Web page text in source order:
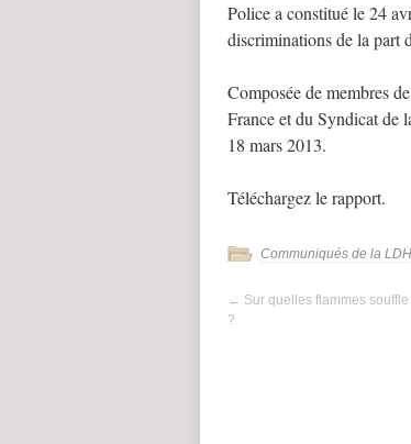
Police a constitué le 24
discriminations de la part
Composée de membres
France et du Syndicat de
18 mars 2013.
Téléchargez le rapport.
Communiqués de la LDH
← Sur quelles flammes
?